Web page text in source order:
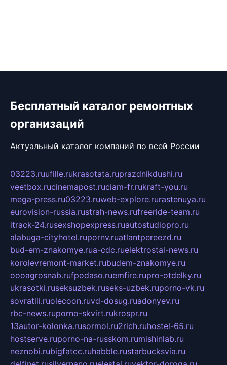
Бесплатный каталог ремонтных
организаций
Актуальный каталог компаний по всей России
03223.ruufille.rukrasotata.ruprazdnikdushi.ru
veetbox.rucinemapost.ruciam-fr.rukraft-you.ru
mega-press.ru03223.ruweb-explore.rurastenuya.ru
eurovision-russia.rustrah-news.rufreeride-team.ru
itrack-24.rusexshopexpress.ruautostudiopro.ru
alabuga-cityhotel.rupornv.ruatlantpereezd.ru
bud-em-znakomye.rua-cdc.ruelektrostal-news.ru
korolevremont-market.rubudem-znakomye.ru
oooagrosnab.rufpodaso.ruemfire.rupro-otdelky.ru
ukrasotki.ruseksuzbek.ruseks-uzbek.ruporno-vk.ru
sovratili.ruolecoon.ruvd-dosug.ruadonyev.ru
rbc-news.ruporno-skvirt.rukrospr.ru
13autor-kolonka.rusormol.ru2rich.ruhostel-65.ru
hostserve.ruporno-na-russkom.rumishinlab.ru
neznobi.rubigfatcc.ruhabble.rustarbucksvia.ru